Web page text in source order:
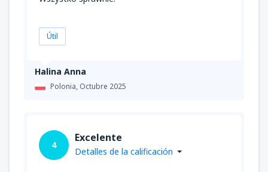
Halina Anna
Polonia, Octubre 2025
Útil
4
Excelente
Detalles de la calificación